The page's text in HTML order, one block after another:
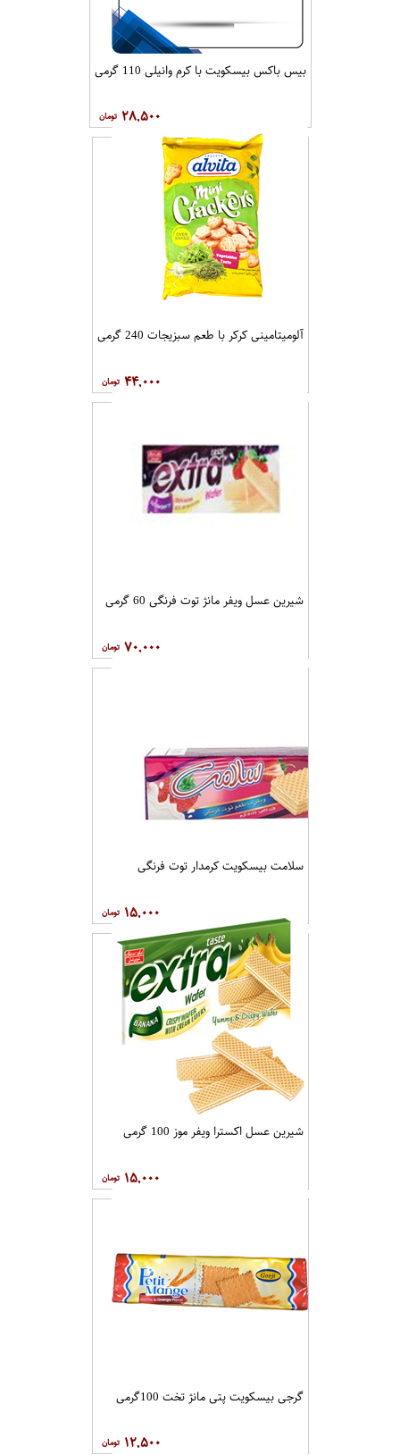
بیس باکس بیسکویت با کرم وانیلی 110 گرمی
۲۸,۵۰۰
آلومیتامینی کرکر با طعم سبزیجات 240 گرمی
۴۴,۰۰۰
شیرین عسل ویفر مانژ توت فرنگی 60 گرمی
۷۰,۰۰۰
سلامت بیسکویت کرمدار توت فرنگی
۱۵,۰۰۰
شیرین عسل اکسترا ویفر موز 100 گرمی
۱۵,۰۰۰
گرجی بیسکویت پتی مانژ تخت 100گرمی
۱۲,۵۰۰